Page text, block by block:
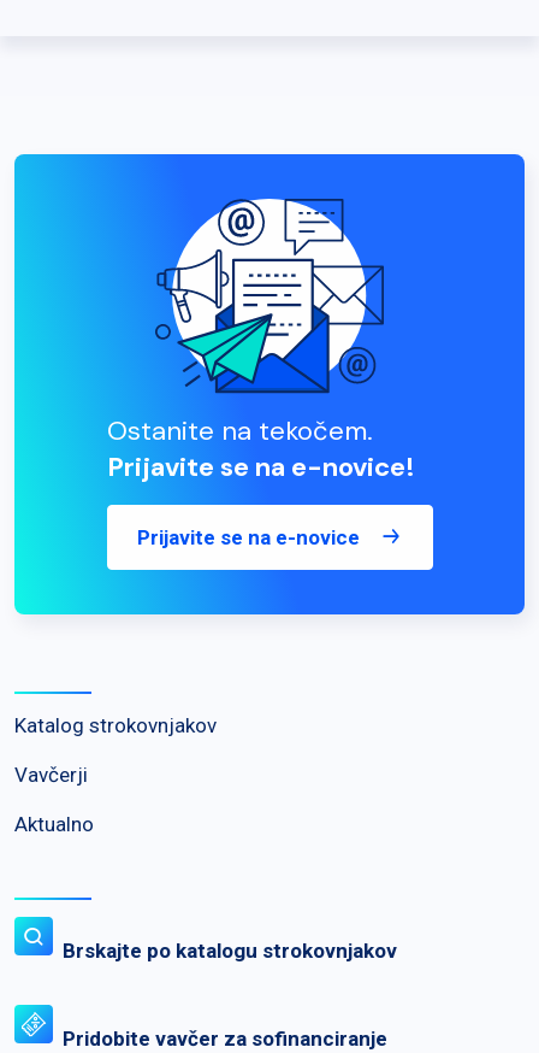
Ostanite na tekočem.
Prijavite se na e-novice!
Prijavite se na e-novice
Katalog strokovnjakov
Vavčerji
Aktualno
Brskajte po katalogu strokovnjakov
Pridobite vavčer za sofinanciranje